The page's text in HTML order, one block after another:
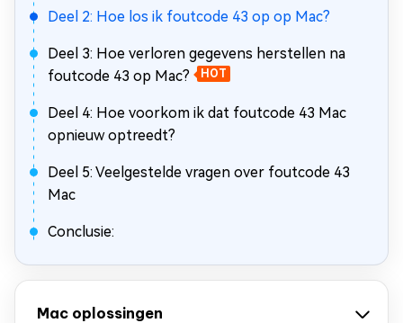
Deel 2: Hoe los ik foutcode 43 op op Mac?
Deel 3: Hoe verloren gegevens herstellen na
foutcode 43 op Mac?
HOT
Deel 4: Hoe voorkom ik dat foutcode 43 Mac
opnieuw optreedt?
Deel 5: Veelgestelde vragen over foutcode 43
Mac
Conclusie:
Mac oplossingen